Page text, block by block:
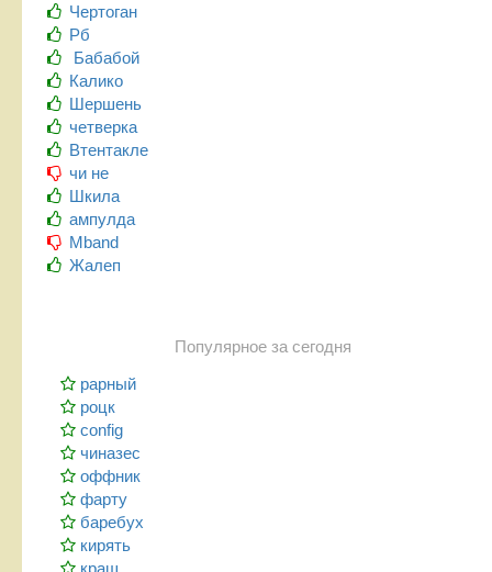
Чертоган
Рб
Бабабой
Калико
Шершень
четверка
Втентакле
чи не
Шкила
ампулда
Mband
Жалеп
Популярное за сегодня
рарный
роцк
config
чиназес
оффник
фарту
баребух
кирять
краш